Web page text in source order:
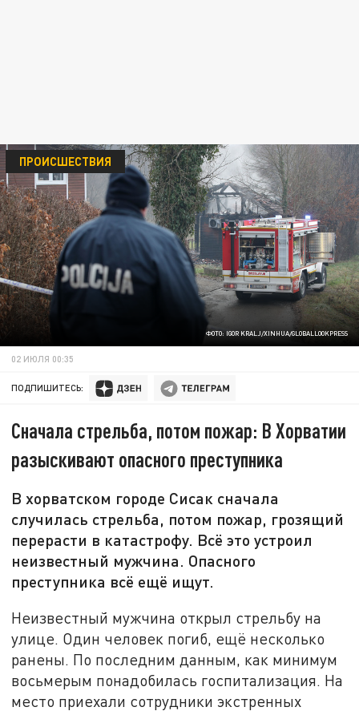
ФОТО: IGOR KRALJ/XINHUA/GLOBALLOOKPRESS
ПРОИСШЕСТВИЯ
02 ИЮЛЯ 00:35
ПОДПИШИТЕСЬ:
Сначала стрельба, потом пожар: В Хорватии
разыскивают опасного преступника
В хорватском городе Сисак сначала
случилась стрельба, потом пожар, грозящий
перерасти в катастрофу. Всё это устроил
неизвестный мужчина. Опасного
преступника всё ещё ищут.
Неизвестный мужчина открыл стрельбу на
улице. Один человек погиб, ещё несколько
ранены. По последним данным, как минимум
восьмерым понадобилась госпитализация. На
место приехали сотрудники экстренных